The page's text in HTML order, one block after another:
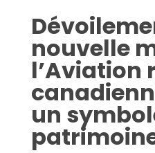
nouvelle
l’Aviation
un